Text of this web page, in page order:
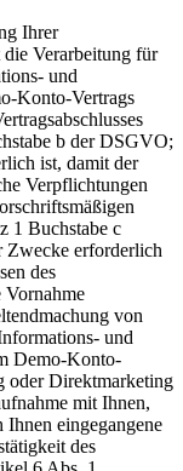
Ihrer
die Verarbeitung für
und
Konto-Vertrags
b der DSGVO;
ist, damit der
Verpflichtungen
1 Buchstabe c
erforderlich
des
von
und
Demo-Konto-
oder Direktmarketing
mit Ihnen,
Ihnen eingegangene
des